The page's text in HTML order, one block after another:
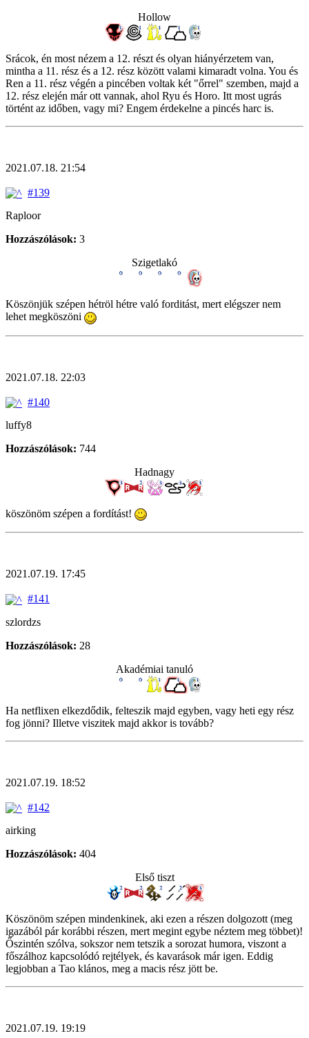
Hollow
Srácok, én most nézem a 12. részt és olyan hiányérzetem van,
mintha a 11. rész és a 12. rész között valami kimaradt volna. You és
Ren a 11. rész végén a pincében voltak két "őrrel" szemben, majd a
12. rész elején már ott vannak, ahol Ryu és Horo. Itt most ugrás
történt az időben, vagy mi? Engem érdekelne a pincés harc is.
2021.07.18. 21:54
#139
Raploor
Hozzászólások: 3
Szigetlakó
Köszönjük szépen hétröl hétre való forditást, mert elégszer nem
lehet megköszöni
2021.07.18. 22:03
#140
luffy8
Hozzászólások: 744
Hadnagy
köszönöm szépen a fordítást!
2021.07.19. 17:45
#141
szlordzs
Hozzászólások: 28
Akadémiai tanuló
Ha netflixen elkezdődik, felteszik majd egyben, vagy heti egy rész
fog jönni? Illetve viszitek majd akkor is tovább?
2021.07.19. 18:52
#142
airking
Hozzászólások: 404
Első tiszt
Köszönöm szépen mindenkinek, aki ezen a részen dolgozott (meg
igazából pár korábbi részen, mert megint egybe néztem meg többet)!
Őszintén szólva, sokszor nem tetszik a sorozat humora, viszont a
főszálhoz kapcsolódó rejtélyek, és kavarások már igen. Eddig
legjobban a Tao klános, meg a macis rész jött be.
2021.07.19. 19:19